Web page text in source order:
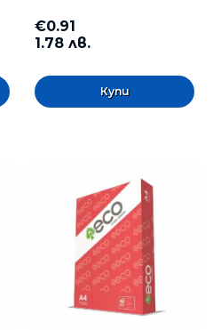
€0.91
1.78 лв.